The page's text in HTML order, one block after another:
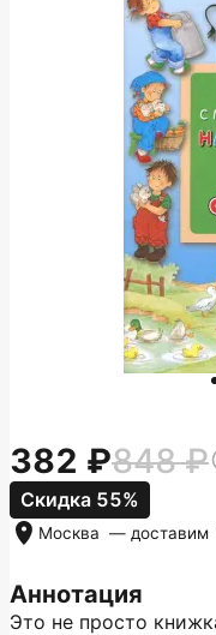
Аннотация
Это не просто
382 848
Скидка 55%
Москва — доставим